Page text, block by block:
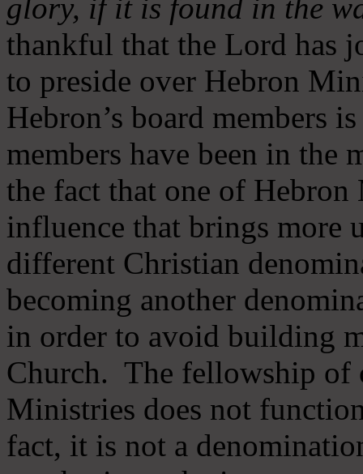
glory, if it is found in the
thankful that the Lord has
to preside over Hebron
Hebron’s board members
members have been in
the fact that one of
influence that brings more
different Christian
becoming another
in order to avoid building
Church. The fellowship of
Ministries does not
fact, it is not a